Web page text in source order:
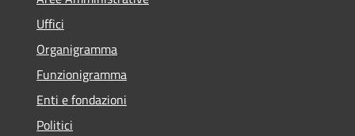
Uffici
Organigramma
Funzionigramma
Enti e fondazioni
Politici